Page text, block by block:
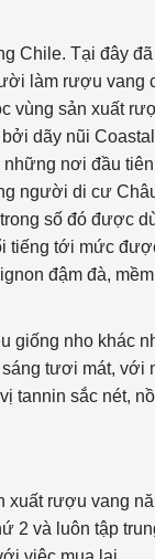
Chile. Tại đây đã
làm rượu vang
vùng sản xuất
dãy nũi Coastal
nơi đầu tiên
người di cư
số đó được
tiếng tới mức
đậm đà, mềm
giống nho khác
tươi mát, với
tannin sắc nét,
xuất rượu vang
2 và luôn tập